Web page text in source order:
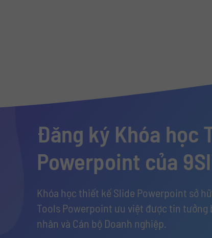
Đăng ký Khóa học
Powerpoint của
Khóa học thiết kế Slide Powerpoint sở
Tools Powerpoint ưu việt được tin tưởng
nhân và Cán bộ Doanh nghiệp.